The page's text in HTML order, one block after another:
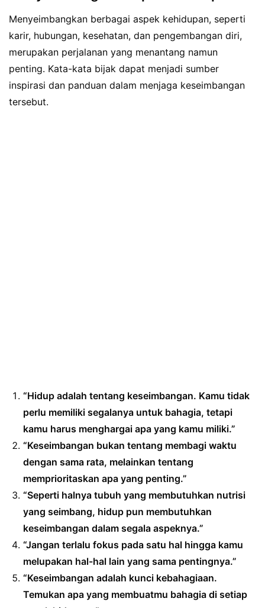
Menyeimbangkan berbagai aspek kehidupan, seperti
karir, hubungan, kesehatan, dan pengembangan diri,
merupakan perjalanan yang menantang namun
penting. Kata-kata bijak dapat menjadi sumber
inspirasi dan panduan dalam menjaga keseimbangan
tersebut.
“Hidup adalah tentang keseimbangan. Kamu tidak
perlu memiliki segalanya untuk bahagia, tetapi
kamu harus menghargai apa yang kamu miliki.”
“Keseimbangan bukan tentang membagi waktu
dengan sama rata, melainkan tentang
memprioritaskan apa yang penting.”
“Seperti halnya tubuh yang membutuhkan nutrisi
yang seimbang, hidup pun membutuhkan
keseimbangan dalam segala aspeknya.”
“Jangan terlalu fokus pada satu hal hingga kamu
melupakan hal-hal lain yang sama pentingnya.”
“Keseimbangan adalah kunci kebahagiaan.
Temukan apa yang membuatmu bahagia di setiap